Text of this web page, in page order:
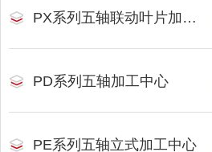
PX系列五轴联动叶片加工中心
PD系列五轴加工中心
PE系列五轴立式加工中心